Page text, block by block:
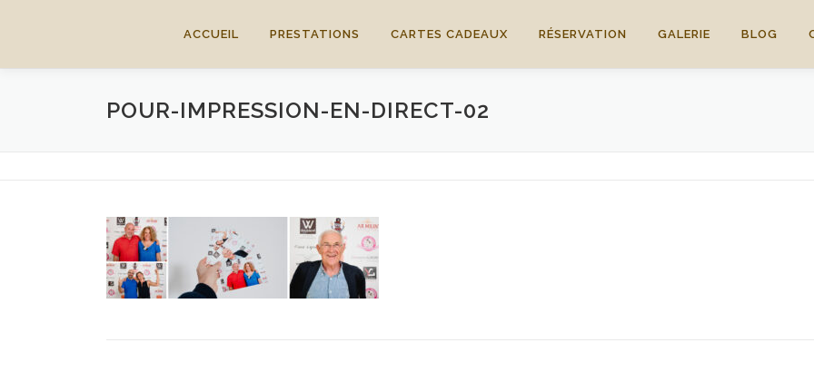
ACCUEIL PRESTATIONS CARTES CADEAUX RÉSERVATION GALERIE BLOG
POUR-IMPRESSION-EN-DIRECT-02